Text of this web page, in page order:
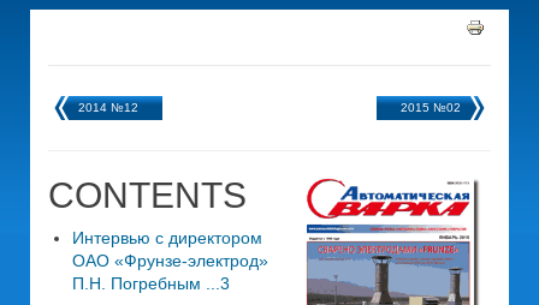
2014 №12 2015 №02
CONTENTS
Интервью с директором
ОАО «Фрунзе-электрод»
П.Н. Погребным ...3